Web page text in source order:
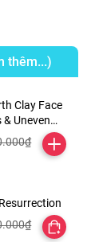
thêm...)
Clay Face
Uneven